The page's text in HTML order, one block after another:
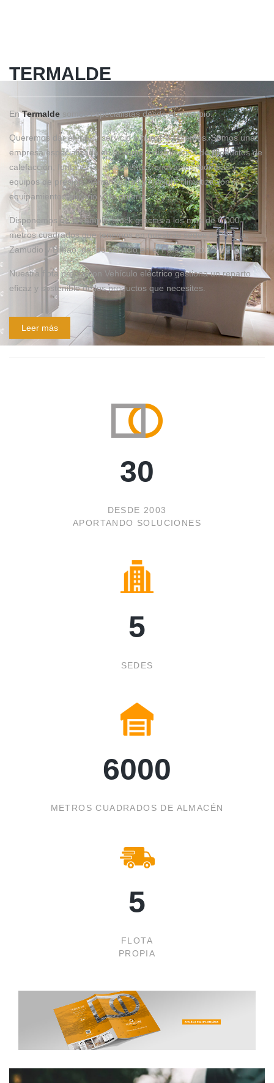
TERMALDE
EnTermalde somos especialistas desde el principio.
Queremos dar el mejor servicio a nuestros clientes. Somos una
empresa especializada en la vente y distribución de productos de
calefacción, fontanería, aislamiento, renovables, bombas y
equipos de presión, herramientas y fijación, climatización y
equipamiento sanitario y de grifería.
Disponemos de un amplio stock gracias a los más de 6.000
metros cuadrados que tenemos en nuestras sedes de Vitoria,
Zamudio y Bilbao, dando servicio en el País Vasco.
Nuestra flota propia con Vehículo eléctrico gestiona un reparto
eficaz y sostenible de los productos que necesites.
Leer más
30
DESDE 2003
APORTANDO SOLUCIONES
5
SEDES
6000
METROS CUADRADOS DE ALMACÉN
6
FLOTA
PROPIA